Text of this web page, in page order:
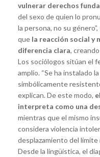
vulnerar derechos
del sexo de quien lo
la persona, no su
que la reacción social y
diferencia clara,
Los sociólogos sitúan el
amplio. “Se ha instalado
simbólicamente
explican. De este modo,
interpreta como una
mientras que el mismo
considera violencia
desplazamiento del límite
Desde la lingüística, el